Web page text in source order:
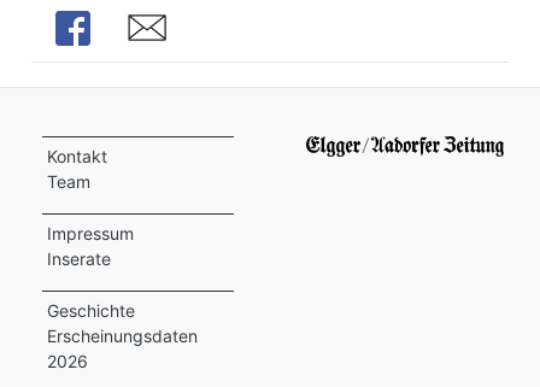
Share Share
Kontakt
Team
Impressum
Inserate
Geschichte
Erscheinungsdaten
2026